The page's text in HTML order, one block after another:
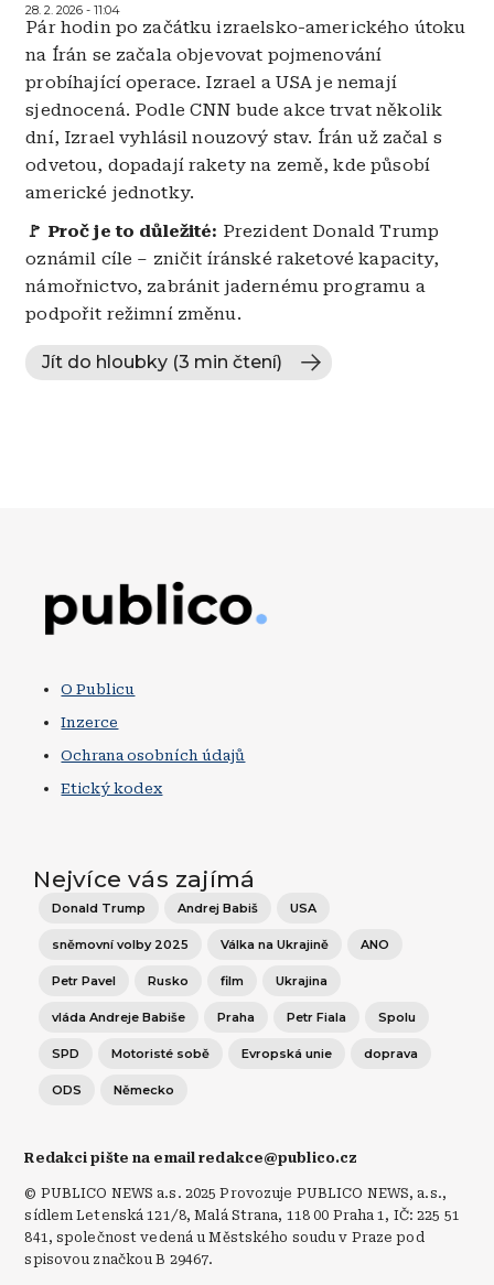
28. 2. 2026 - 11:04
Pár hodin po začátku izraelsko-amerického útoku
na Írán se začala objevovat pojmenování
probíhající operace. Izrael a USA je nemají
sjednocená. Podle CNN bude akce trvat několik
dní, Izrael vyhlásil nouzový stav. Írán už začal s
odvetou, dopadají rakety na země, kde působí
americké jednotky.
🚩 Proč je to důležité: Prezident Donald Trump
oznámil cíle – zničit íránské raketové kapacity,
námořnictvo, zabránit jadernému programu a
podpořit režimní změnu.
Jít do hloubky (3 min čtení)
O Publicu
Inzerce
Ochrana osobních údajů
Etický kodex
Nejvíce vás zajímá
Donald Trump Andrej Babiš USA
sněmovní volby 2025 Válka na Ukrajině ANO
Petr Pavel Rusko film Ukrajina
vláda Andreje Babiše Praha Petr Fiala Spolu
SPD Motoristé sobě Evropská unie doprava
ODS Německo
Redakci pište na email redakce@publico.cz
© PUBLICO NEWS a.s. 2025 Provozuje PUBLICO NEWS, a.s.,
sídlem Letenská 121/8, Malá Strana, 118 00 Praha 1, IČ: 225 51
841, společnost vedená u Městského soudu v Praze pod
spisovou značkou B 29467.